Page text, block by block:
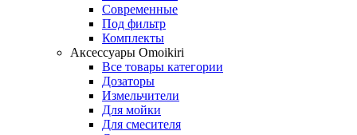
Современные
Под фильтр
Комплекты
Аксессуары Omoikiri
Все товары категории
Дозаторы
Измельчители
Для мойки
Для смесителя